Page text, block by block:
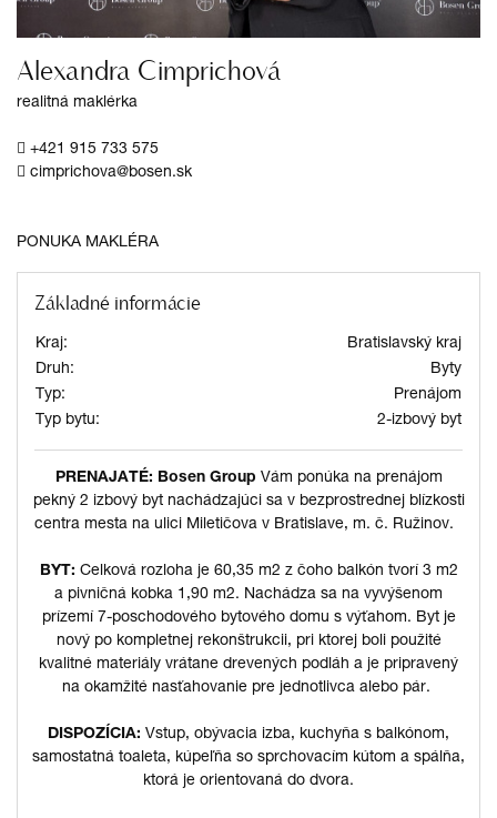
Alexandra Cimprichová
realitná maklérka
+421 915 733 575
cimprichova@bosen.sk
PONUKA MAKLÉRA
Základné informácie
Kraj:
Bratislavský kraj
Druh:
Byty
Typ:
Prenájom
Typ bytu:
2-izbový byt
PRENAJATÉ: Bosen Group Vám ponúka na prenájom
pekný 2 izbový byt nachádzajúci sa v bezprostrednej blízkosti
centra mesta na ulici Miletičova v Bratislave, m. č. Ružinov.
BYT: Celková rozloha je 60,35 m2 z čoho balkón tvorí 3 m2
a pivničná kobka 1,90 m2. Nachádza sa na vyvýšenom
prízemí 7-poschodového bytového domu s výťahom. Byt je
nový po kompletnej rekonštrukcii, pri ktorej boli použité
kvalitné materiály vrátane drevených podláh a je pripravený
na okamžité nasťahovanie pre jednotlivca alebo pár.
DISPOZÍCIA: Vstup, obývacia izba, kuchyňa s balkónom,
samostatná toaleta, kúpeľňa so sprchovacím kútom a spálňa,
ktorá je orientovaná do dvora.